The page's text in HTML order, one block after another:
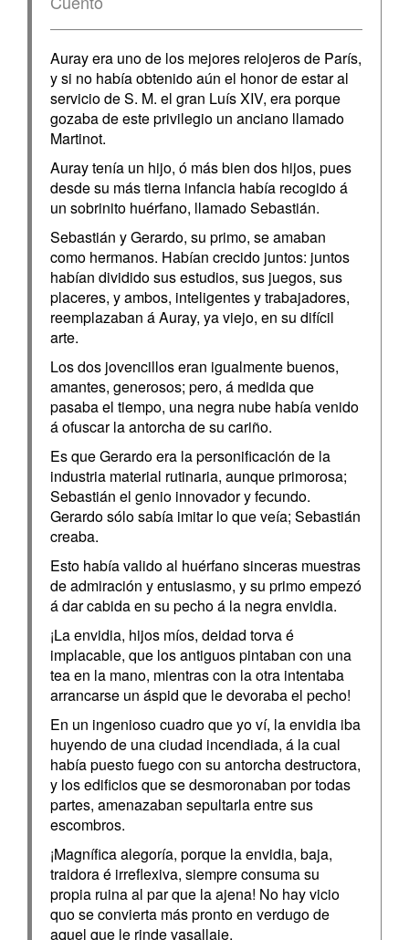
Auray era uno de los mejores relojeros de París,
y si no había obtenido aún el honor de estar al
servicio de S. M. el gran Luís XIV, era porque
gozaba de este privilegio un anciano llamado
Martinot.
Auray tenía un hijo, ó más bien dos hijos, pues
desde su más tierna infancia había recogido á
un sobrinito huérfano, llamado Sebastián.
Sebastián y Gerardo, su primo, se amaban
como hermanos. Habían crecido juntos: juntos
habían dividido sus estudios, sus juegos, sus
placeres, y ambos, inteligentes y trabajadores,
reemplazaban á Auray, ya viejo, en su difícil
arte.
Los dos jovencillos eran igualmente buenos,
amantes, generosos; pero, á medida que
pasaba el tiempo, una negra nube había venido
á ofuscar la antorcha de su cariño.
Es que Gerardo era la personificación de la
industria material rutinaria, aunque primorosa;
Sebastián el genio innovador y fecundo.
Gerardo sólo sabía imitar lo que veía; Sebastián
creaba.
Esto había valido al huérfano sinceras muestras
de admiración y entusiasmo, y su primo empezó
á dar cabida en su pecho á la negra envidia.
¡La envidia, hijos míos, deidad torva é
implacable, que los antiguos pintaban con una
tea en la mano, mientras con la otra intentaba
arrancarse un áspid que le devoraba el pecho!
En un ingenioso cuadro que yo ví, la envidia iba
huyendo de una ciudad incendiada, á la cual
había puesto fuego con su antorcha destructora,
y los edificios que se desmoronaban por todas
partes, amenazaban sepultarla entre sus
escombros.
¡Magnífica alegoría, porque la envidia, baja,
traidora é irreflexiva, siempre consuma su
propia ruina al par que la ajena! No hay vicio
quo se convierta más pronto en verdugo de
aquel que le rinde vasallaje.